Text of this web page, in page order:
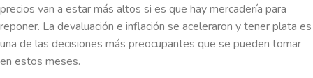
precios van a estar más altos si es que hay mercadería para
reponer. La devaluación e inflación se aceleraron y tener plata es
una de las decisiones más preocupantes que se pueden tomar
en estos meses.